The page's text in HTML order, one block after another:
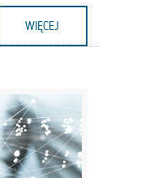
WIĘCEJ